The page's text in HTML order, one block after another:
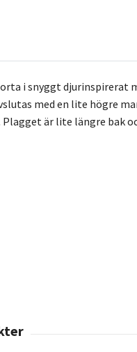
i snyggt djurinspirerat
med en lite högre
är lite längre bak